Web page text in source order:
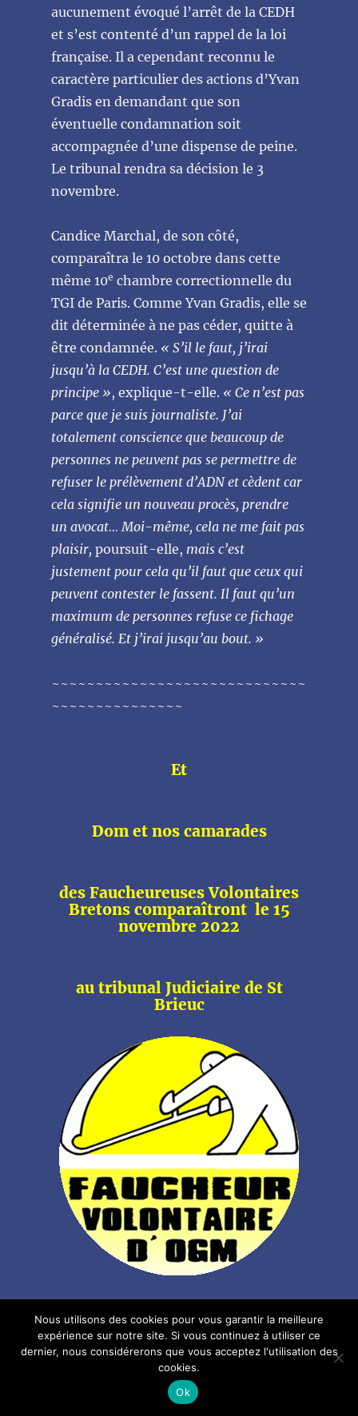
aucunement évoqué l’arrêt de la CEDH
et s’est contenté d’un rappel de la loi
française. Il a cependant reconnu le
caractère particulier des actions d’Yvan
Gradis en demandant que son
éventuelle condamnation soit
accompagnée d’une dispense de peine.
Le tribunal rendra sa décision le 3
novembre.
Candice Marchal, de son côté,
comparaîtra le 10 octobre dans cette
même 10e chambre correctionnelle du
TGI de Paris. Comme Yvan Gradis, elle se
dit déterminée à ne pas céder, quitte à
être condamnée. « S’il le faut, j’irai
jusqu’à la CEDH. C’est une question de
principe », explique-t-elle. « Ce n’est pas
parce que je suis journaliste. J’ai
totalement conscience que beaucoup de
personnes ne peuvent pas se permettre de
refuser le prélèvement d’ADN et cèdent car
cela signifie un nouveau procès, prendre
un avocat… Moi-même, cela ne me fait pas
plaisir, poursuit-elle, mais c’est
justement pour cela qu’il faut que ceux qui
peuvent contester le fassent. Il faut qu’un
maximum de personnes refuse ce fichage
généralisé. Et j’irai jusqu’au bout. »
~~~~~~~~~~~~~~~~~~~~~~~~~~~~~
~~~~~~~~~~~~~~~
Et
Dom et nos camarades
des Faucheureuses Volontaires
Bretons comparaîtront le 15
novembre 2022
au tribunal Judiciaire de St
Brieuc
Publié
19 septembre 2022 Catégories
ADN , citoyenneté, Étiquettes
ADN
faucheurs
faucheurs volontaires prélévement d'ADN
proces
st-Brieuc Laisser un commentaire
sur
Nous utilisons des cookies pour vous garantir la meilleure
expérience sur notre site. Si vous continuez à utiliser ce
dernier, nous considérerons que vous acceptez l'utilisation des
cookies.
Ok